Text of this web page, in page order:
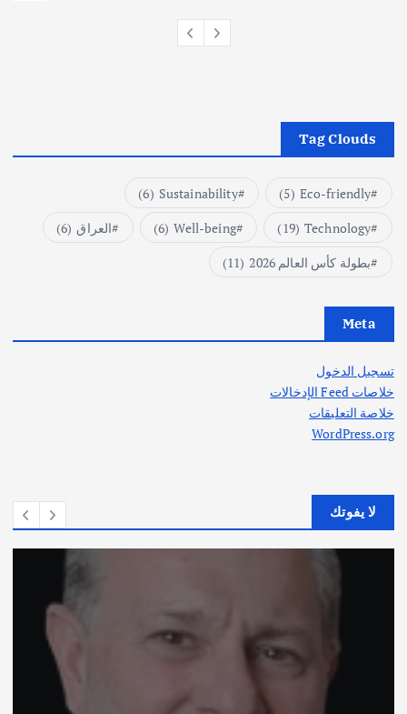
Tag Clouds
Eco-friendly
(5)
Sustainability
(6)
Technology
(19)
Well-being
(6) العراق (6)
بطولة كأس العالم 2026
(11)
Meta
تسجيل الدخول
خلاصات Feed الإدخالات
خلاصة التعليقات
WordPress.org
لا يفوتك